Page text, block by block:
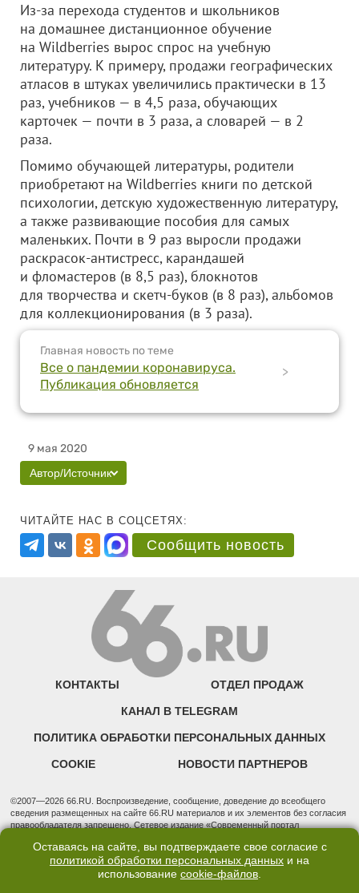
Из-за перехода студентов и школьников
на домашнее дистанционное обучение
на Wildberries вырос спрос на учебную
литературу. К примеру, продажи географических
атласов в штуках увеличились практически в 13
раз, учебников — в 4,5 раза, обучающих
карточек — почти в 3 раза, а словарей — в 2
раза.
Помимо обучающей литературы, родители
приобретают на Wildberries книги по детской
психологии, детскую художественную литературу,
а также развивающие пособия для самых
маленьких. Почти в 9 раз выросли продажи
раскрасок-антистресс, карандашей
и фломастеров (в 8,5 раз), блокнотов
для творчества и скетч-буков (в 8 раз), альбомов
для коллекционирования (в 3 раза).
Главная новость по теме
Все о пандемии коронавируса.
Публикация обновляется
>
9 мая 2020
Автор/Источник
ЧИТАЙТЕ НАС В СОЦСЕТЯХ:
Сообщить новость
КОНТАКТЫ ОТДЕЛ ПРОДАЖ
КАНАЛ В TELEGRAM
ПОЛИТИКА ОБРАБОТКИ ПЕРСОНАЛЬНЫХ ДАННЫХ
COOKIE НОВОСТИ ПАРТНЕРОВ
©2007—2026 66.RU. Воспроизведение, сообщение, доведение до всеобщего
сведения размещенных на сайте 66.RU материалов и их элементов без согласия
правообладателя запрещено. Сетевое издание «Современный портал
надзору в сфере связи, информационных технологий и массовых коммуникаций
(Роскомнадзор). Регистрационный номер ЭЛ № ФС 77 - 76634 от 02.09.2019
Учредитель: Общество с ограниченной ответственностью "66.ру". Юридический
Оставаясь на сайте, вы подтверждаете свое согласие с
политикой обработки персональных данных и на
использование cookie-файлов.